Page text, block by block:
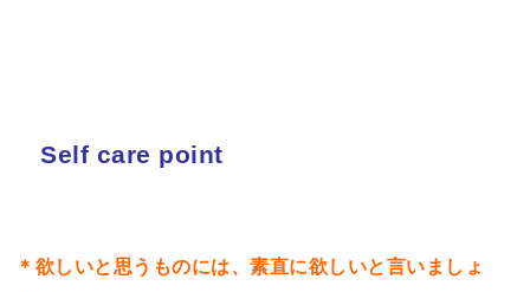
Self care point
＊欲しいと思うものには、素直に欲しいと言いましょ